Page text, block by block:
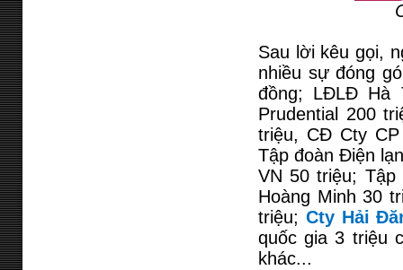
Sau lời kêu gọi,
nhiều sự đóng
đồng; LĐLĐ Hà
Prudential 200
triệu, CĐ Cty
Tập đoàn Điện
VN 50 triệu;
Hoàng Minh 30
triệu; Cty Hải
quốc gia 3 triệu
khác...